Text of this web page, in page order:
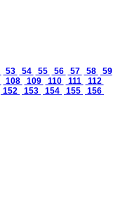
53 54 55 56 57 58
59
108 109 110 111
112
152 153 154 155
156